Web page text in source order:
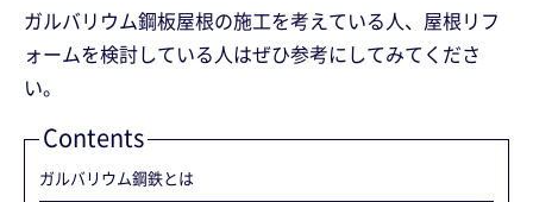
ガルバリウム鋼板屋根の施工を考えている人、屋根リフ
ォームを検討している人はぜひ参考にしてみてくださ
い。
Contents
ガルバリウム鋼鉄とは